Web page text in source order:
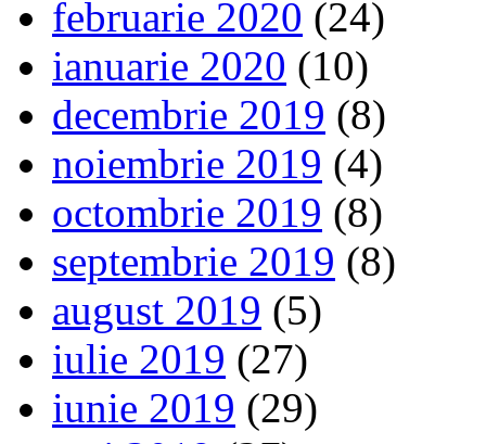
februarie 2020 (24)
ianuarie 2020 (10)
decembrie 2019 (8)
noiembrie 2019 (4)
octombrie 2019 (8)
septembrie 2019 (8)
august 2019 (5)
iulie 2019 (27)
iunie 2019 (29)